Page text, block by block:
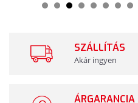
SZÁLLÍTÁS
Akár ingyen
ÁRGARANCIA